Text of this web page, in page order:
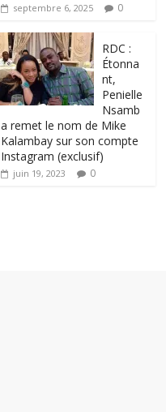
septembre 6, 2025 0
RDC :
Étonna
nt,
Penielle
Nsamb
a remet le nom de Mike
Kalambay sur son compte
Instagram (exclusif)
juin 19, 2023 0